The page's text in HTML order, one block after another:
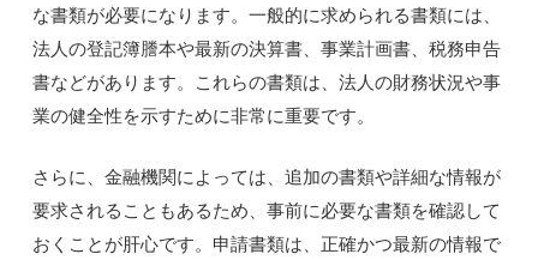
な書類が必要になります。一般的に求められる書類には、
法人の登記簿謄本や最新の決算書、事業計画書、税務申告
書などがあります。これらの書類は、法人の財務状況や事
業の健全性を示すために非常に重要です。
さらに、金融機関によっては、追加の書類や詳細な情報が
要求されることもあるため、事前に必要な書類を確認して
おくことが肝心です。申請書類は、正確かつ最新の情報で